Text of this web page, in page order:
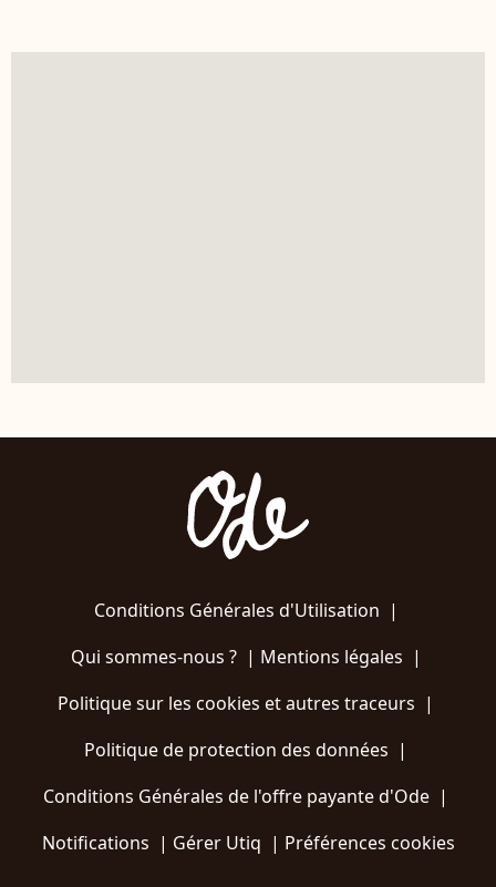
Conditions Générales d'Utilisation |
Qui sommes-nous ?| Mentions légales |
Politique sur les cookies et autres traceurs |
Politique de protection des données |
Conditions Générales de l'offre payante d'Ode |
Notifications | Gérer Utiq | Préférences cookies